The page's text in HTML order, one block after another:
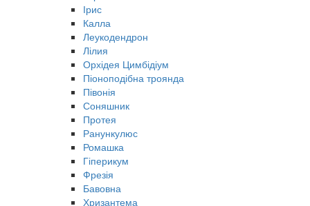
Ірис
Калла
Леукодендрон
Лілия
Орхідея Цимбідіум
Піоноподібна троянда
Півонія
Соняшник
Протея
Ранункулюс
Ромашка
Гіперикум
Фрезія
Бавовна
Хризантема